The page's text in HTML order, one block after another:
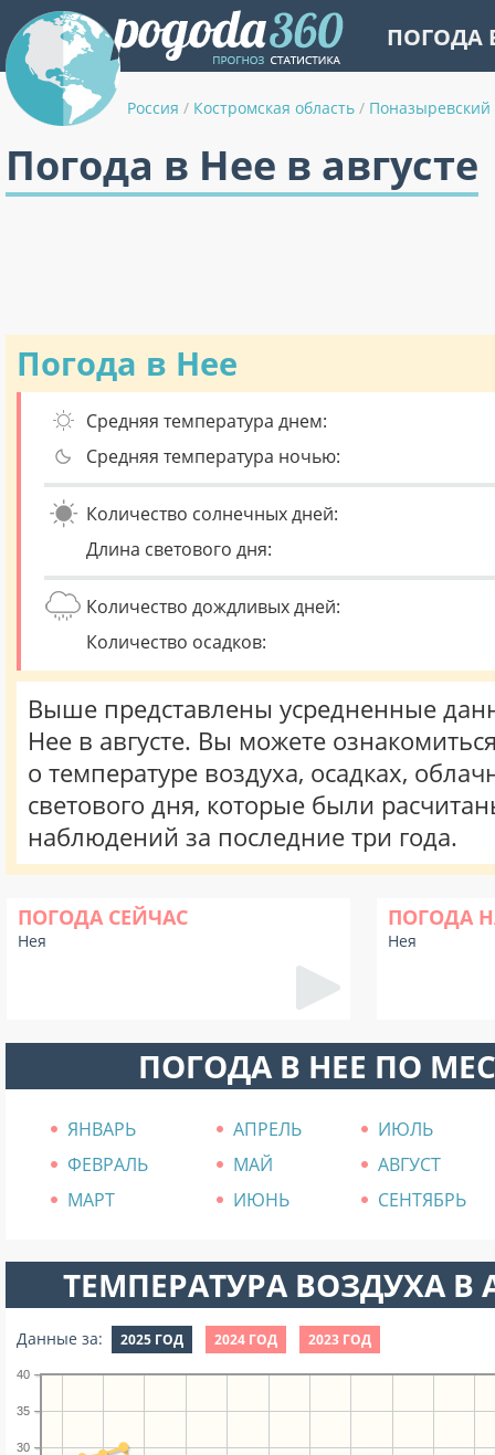
ПОГОДА
Россия / Костромская область /
Погода в Нее в августе
Погода в Нее
Средняя температура днем:
Средняя температура ночью:
Количество солнечных дней:
Длина светового дня:
Количество дождливых дней:
Количество осадков:
Выше представлены усредненные
Нее в августе. Вы можете
о температуре воздуха, осадках,
светового дня, которые были
наблюдений за последние три года.
ПОГОДА СЕЙЧАС
Нея
ПОГОДА
Нея
ПОГОДА В НЕЕ ПО
ЯНВАРЬ АПРЕЛЬ
ИЮЛЬ
ФЕВРАЛЬ
МАЙ
АВГУСТ
МАРТ
ИЮНЬ СЕНТЯБРЬ
ТЕМПЕРАТУРА ВОЗДУХА В
Данные за: 2025 ГОД 2024 ГОД 2023 ГОД
30
35
40